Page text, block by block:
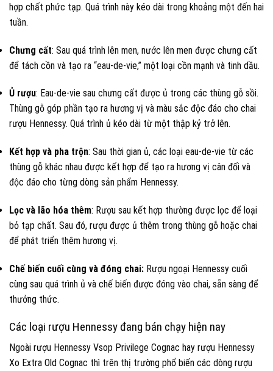
hợp chất phức tạp. Quá trình này kéo dài trong khoảng một đến hai
tuần.
Chưng cất: Sau quá trình lên men, nước lên men được chưng cất
để tách cồn và tạo ra “eau-de-vie,” một loại cồn mạnh và tinh dầu.
Ủ rượu: Eau-de-vie sau chưng cất được ủ trong các thùng gỗ sồi.
Thùng gỗ góp phần tạo ra hương vị và màu sắc độc đáo cho chai
rượu Hennessy. Quá trình ủ kéo dài từ một thập kỷ trở lên.
Kết hợp và pha trộn: Sau thời gian ủ, các loại eau-de-vie từ các
thùng gỗ khác nhau được kết hợp để tạo ra hương vị cân đối và
độc đáo cho từng dòng sản phẩm Hennessy.
Lọc và lão hóa thêm: Rượu sau kết hợp thường được lọc để loại
bỏ tạp chất. Sau đó, rượu được ủ thêm trong thùng gỗ hoặc chai
để phát triển thêm hương vị.
Chế biến cuối cùng và đóng chai: Rượu ngoại Hennessy cuối
cùng sau quá trình ủ và chế biến được đóng vào chai, sẵn sàng để
thưởng thức.
Các loại rượu Hennessy đang bán chạy hiện nay
Ngoài rượu Hennessy Vsop Privilege Cognac hay rượu Hennessy
Xo Extra Old Cognac thì trên thị trường phổ biến các dòng rượu